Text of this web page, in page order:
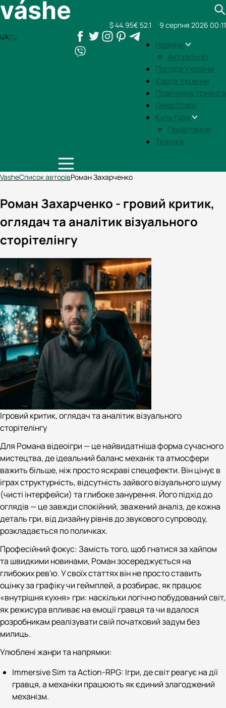
ukru
Новини
Актуально
Погода України
Карта України
Повітряна тривога
Deep State
Культура
Привітання
Техніка
$ 44.95€ 52.1 9 серпня 2026 00:11
VasheСписок авторівРоман Захарченко
Роман Захарченко - гровий критик,
оглядач та аналітик візуального
сторітелінгу
Ігровий критик, оглядач та аналітик візуального
сторітелінгу
Для Романа відеоігри — це найвидатніша форма сучасного
мистецтва, де ідеальний баланс механік та атмосфери
важить більше, ніж просто яскраві спецефекти. Він цінує в
іграх структурність, відсутність зайвого візуального шуму
(чисті інтерфейси) та глибоке занурення. Його підхід до
оглядів — це завжди спокійний, зважений аналіз, де кожна
деталь гри, від дизайну рівнів до звукового супроводу,
розкладається по поличках.
Професійний фокус: Замість того, щоб гнатися за хайпом
та швидкими новинами, Роман зосереджується на
глибоких рев'ю. У своїх статтях він не просто ставить
оцінку за графіку чи геймплей, а розбирає, як працює
«внутрішня кухня» гри: наскільки логічно побудований світ,
як режисура впливає на емоції гравця та чи вдалося
розробникам реалізувати свій початковий задум без
милиць.
Улюблені жанри та напрямки:
Immersive Sim та Action-RPG: Ігри, де світ реагує на дії
гравця, а механіки працюють як єдиний злагоджений
механізм.